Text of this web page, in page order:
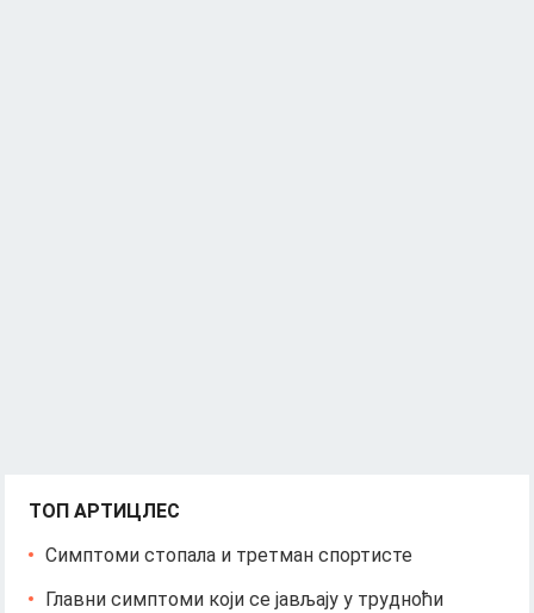
ТОП АРТИЦЛЕС
Симптоми стопала и третман спортисте
Главни симптоми који се јављају у трудноћи